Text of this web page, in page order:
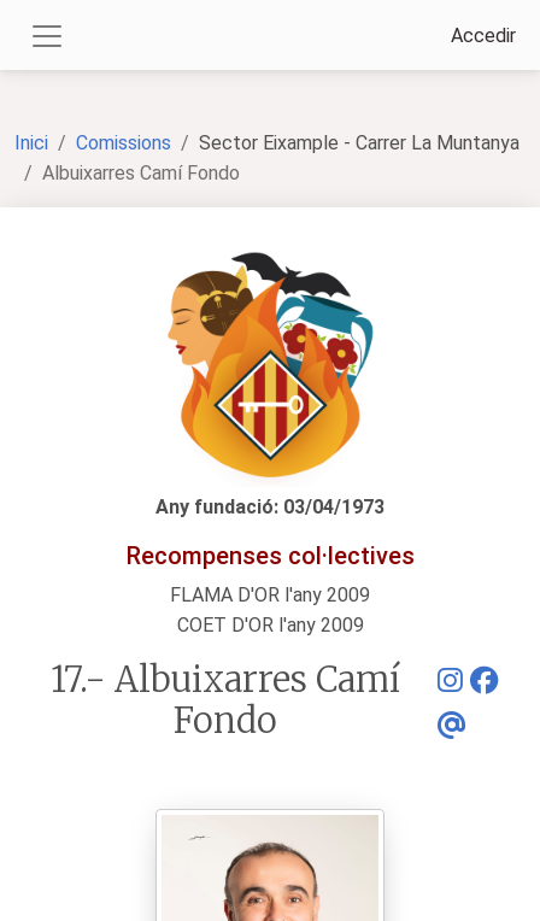
Accedir
Inici Comissions
Sector Eixample - Carrer La Muntanya
Albuixarres Camí Fondo
Any fundació: 03/04/1973
Recompenses col·lectives
FLAMA D'OR l'any 2009
COET D'OR l'any 2009
17.- Albuixarres Camí
Fondo